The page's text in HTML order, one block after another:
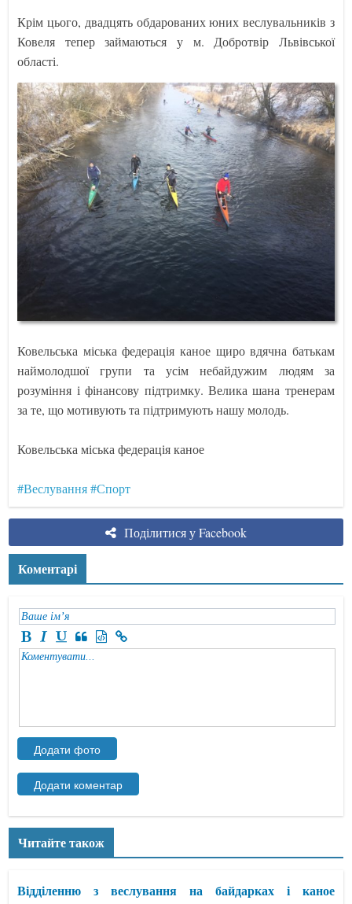
Крім цього, двадцять обдарованих юних веслувальників з
Ковеля тепер займаються у м. Добротвір Львівської
області.
Ковельська міська федерація каное щиро вдячна батькам
наймолодшої групи та усім небайдужим людям за
розуміння і фінансову підтримку. Велика шана тренерам
за те, що мотивують та підтримують нашу молодь.
Ковельська міська федерація каное
#Веслування #Спорт
Поділитися у Facebook
Коментарі
Читайте також
Відділенню з веслування на байдарках і каное